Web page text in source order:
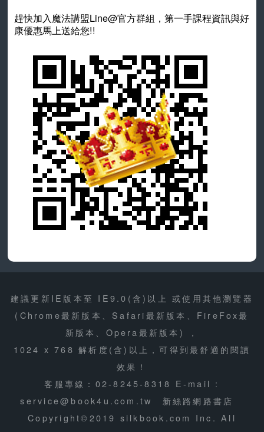
趕快加入魔法講盟Line@官方群組，第一手課程資訊與好
康優惠馬上送給您!!
建議更新IE版本至 IE9.0(含)以上 或使用其他瀏覽器
(Chrome最新版本、Safari最新版本、FireFox最
新版本、Opera最新版本) ，
1024 x 768 解析度(含)以上，可得到最舒適的閱讀
效果！
客服專線：02-8245-8318 E-mail :
service@book4u.com.tw
新絲路網路書店
Copyright©2019 silkbook.com Inc. All